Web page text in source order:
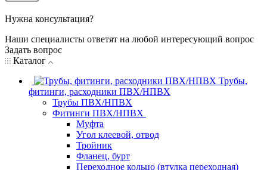
Нужна консультация?
Наши специалисты ответят на любой интересующий вопрос
Задать вопрос
Каталог
Трубы,
фитинги, расходники ПВХ/НПВХ
Трубы ПВХ/НПВХ
Фитинги ПВХ/НПВХ
Муфта
Угол клеевой, отвод
Тройник
Фланец, бурт
Переходное кольцо (втулка переходная)